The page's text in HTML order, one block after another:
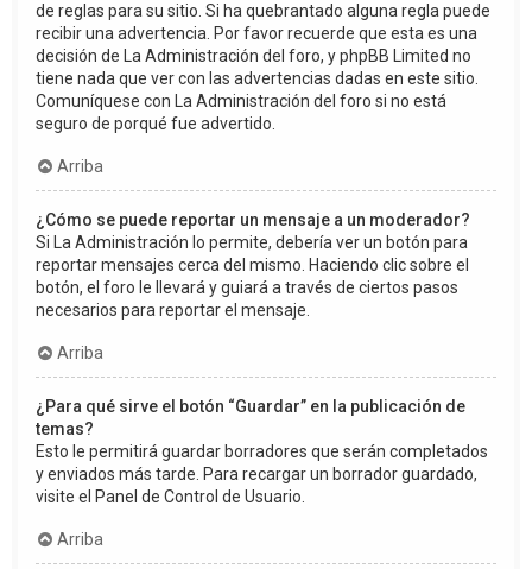
de reglas para su sitio. Si ha quebrantado alguna regla puede
recibir una advertencia. Por favor recuerde que esta es una
decisión de La Administración del foro, y phpBB Limited no
tiene nada que ver con las advertencias dadas en este sitio.
Comuníquese con La Administración del foro si no está
seguro de porqué fue advertido.
Arriba
¿Cómo se puede reportar un mensaje a un moderador?
Si La Administración lo permite, debería ver un botón para
reportar mensajes cerca del mismo. Haciendo clic sobre el
botón, el foro le llevará y guiará a través de ciertos pasos
necesarios para reportar el mensaje.
Arriba
¿Para qué sirve el botón “Guardar” en la publicación de
temas?
Esto le permitirá guardar borradores que serán completados
y enviados más tarde. Para recargar un borrador guardado,
visite el Panel de Control de Usuario.
Arriba